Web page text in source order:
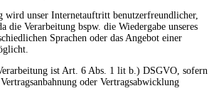
wird unser Internetauftritt benutzerfreundlicher,
die Verarbeitung bspw. die Wiedergabe unseres
Sprachen oder das Angebot einer
ist Art. 6 Abs. 1 lit b.) DSGVO, sofern
oder Vertragsabwicklung